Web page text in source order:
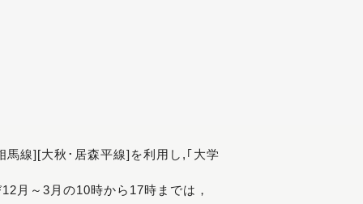
線][大秋･居森平線]を利用し,｢大学
月～3月の10時から17時までは，